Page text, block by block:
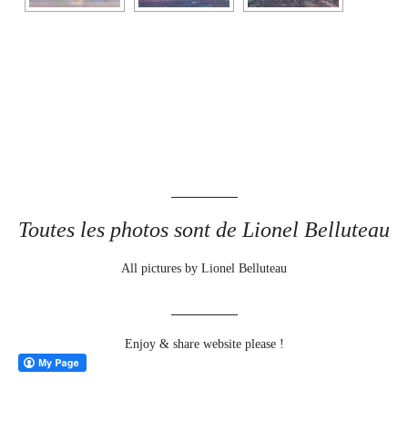
Toutes les photos sont de Lionel Belluteau
All pictures by Lionel Belluteau
Enjoy & share website please !